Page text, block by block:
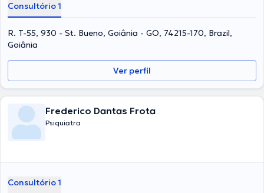
Consultório 1
R. T-55, 930 - St. Bueno, Goiânia - GO, 74215-170, Brazil,
Goiânia
Ver perfil
Frederico Dantas Frota
Psiquiatra
Consultório 1